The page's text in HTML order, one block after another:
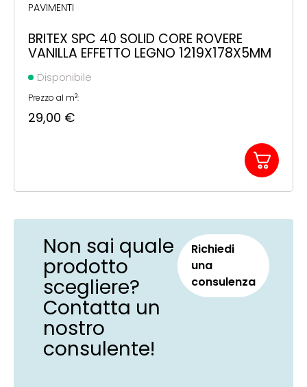
PAVIMENTI
BRITEX SPC 40 SOLID CORE ROVERE
VANILLA EFFETTO LEGNO 1219X178X5MM
Disponibile
Prezzo al m2:
29,00 €
Non sai quale
prodotto
scegliere?
Contatta un
nostro
consulente!
Richiedi
una
consulenza